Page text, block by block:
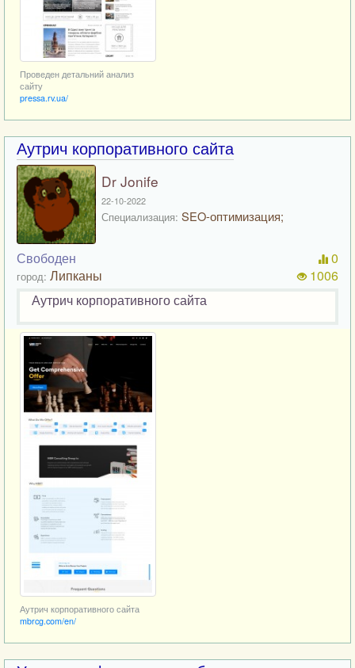
Проведен детальний анализ
сайту
pressa.rv.ua/
Аутрич корпоративного сайта
Dr Jonife
22-10-2022
Специализация: SEO-оптимизация;
Свободен
город: Липканы
0
1006
Аутрич корпоративного сайта
Аутрич корпоративного сайта
mbrcg.com/en/